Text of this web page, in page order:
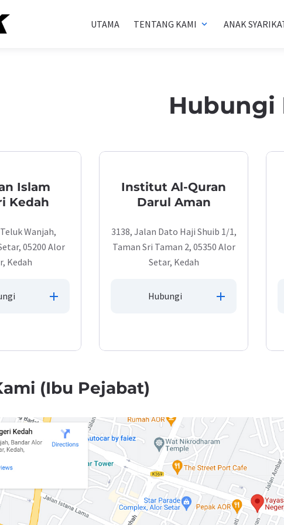
UTAMA TENTANG KAMI expand_more ANAK
Hubungi
Islam
Kedah
Wanjah,
05200 Alor
Kedah
Institut Al-Quran
Darul Aman
3138, Jalan Dato Haji Shuib 1/1,
Taman Sri Taman 2, 05350 Alor
Setar, Kedah
Hubungi
(Ibu Pejabat)